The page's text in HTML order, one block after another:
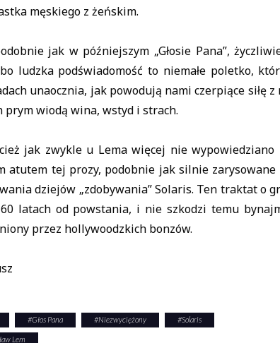
męskiego z żeńskim.
jak w późniejszym „Głosie Pana”,
ludzka podświadomość to niemałe poletko,
unaocznia, jak powodują nami czerpiące siłę
prym wiodą wina, wstyd i strach.
jak zwykle u Lema więcej nie
atutem tej prozy, podobnie jak silnie
dziejów „zdobywania” Solaris. Ten traktat o
latach od powstania, i nie szkodzi temu
przez hollywoodzkich bonzów.
#Głos Pana #Niezwyciężony #Solaris
Lem